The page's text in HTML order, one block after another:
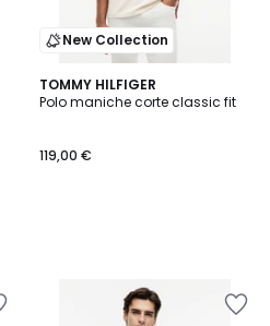
New Collection
TOMMY HILFIGER
Polo maniche corte classic fit
119,00 €